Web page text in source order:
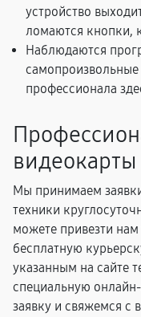
устройство
ломаются кнопки,
Наблюдаются
самопроизвольные
профессионала
Мы принимаем
техники
можете привезти нам
бесплатную
указанным на сайте
специальную
заявку и свяжемся с